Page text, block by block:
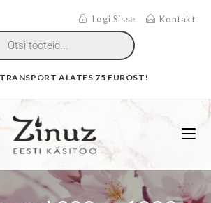
Logi Sisse Kontakt
ALATES 75 EUROST!